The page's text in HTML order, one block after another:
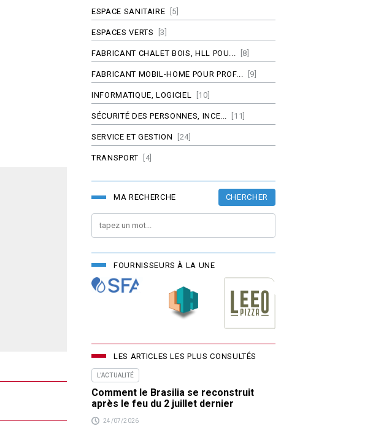
ESPACE SANITAIRE [5]
ESPACES VERTS [3]
FABRICANT CHALET BOIS, HLL POU... [8]
FABRICANT MOBIL-HOME POUR PROF... [9]
INFORMATIQUE, LOGICIEL [10]
SÉCURITÉ DES PERSONNES, INCE... [11]
SERVICE ET GESTION [24]
TRANSPORT [4]
MA RECHERCHE CHERCHER
FOURNISSEURS À LA UNE
LES ARTICLES LES PLUS CONSULTÉS
L'ACTUALITÉ
Comment le Brasilia se reconstruit
après le feu du 2 juillet dernier
24/07/2026